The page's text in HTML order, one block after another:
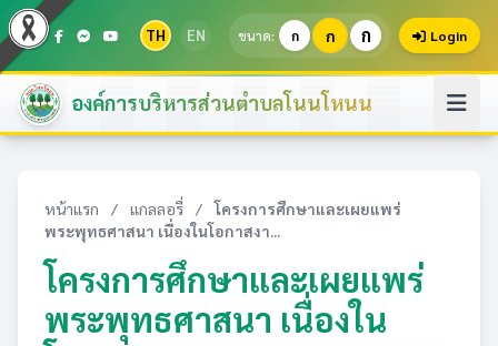
TH EN ขนาด: ก ก ก Login
องค์การบริหารส่วนตำบลโนนโหนน
หน้าแรก / แกลลอรี่ /
โครงการศึกษาและเผยแพร่
พระพุทธศาสนา เนื่องในโอกาสงา...
โครงการศึกษาและเผยแพร่
พระพุทธศาสนา เนื่องใน